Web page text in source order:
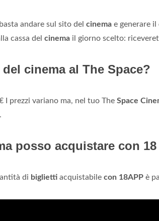
andare sul sito del cinema e generare
cassa del cinema il giorno scelto:
cinema al The Space?
I prezzi variano ma, nel tuo The Space
posso acquistare con 18
di biglietti acquistabile con 18APP è